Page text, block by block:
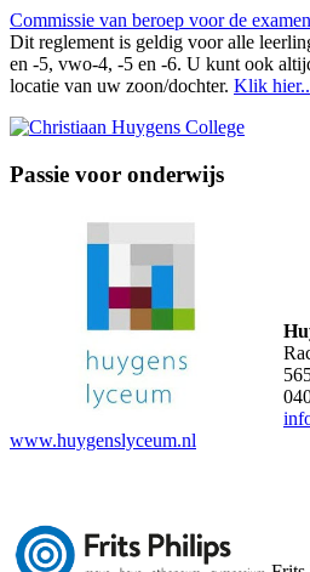
Commissie van beroep voor de
Dit reglement is geldig voor alle
en -5, vwo-4, -5 en -6. U kunt ook
locatie van uw zoon/dochter. Klik hier..
Passie voor onderwijs
www.huygenslyceum.nl